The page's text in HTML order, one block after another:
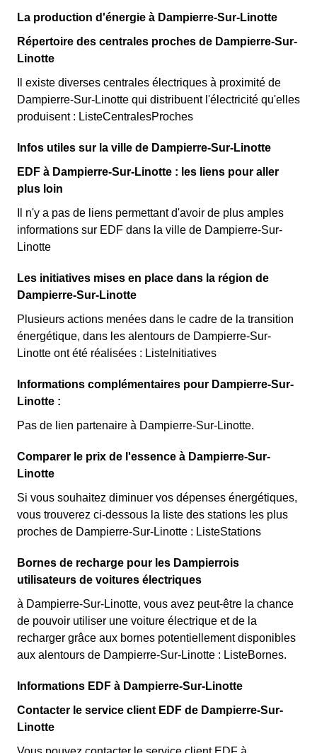
La production d'énergie à Dampierre-Sur-Linotte
Répertoire des centrales proches de Dampierre-Sur-
Linotte
Il existe diverses centrales électriques à proximité de
Dampierre-Sur-Linotte qui distribuent l'électricité qu'elles
produisent : ListeCentralesProches
Infos utiles sur la ville de Dampierre-Sur-Linotte
EDF à Dampierre-Sur-Linotte : les liens pour aller
plus loin
Il n'y a pas de liens permettant d'avoir de plus amples
informations sur EDF dans la ville de Dampierre-Sur-
Linotte
Les initiatives mises en place dans la région de
Dampierre-Sur-Linotte
Plusieurs actions menées dans le cadre de la transition
énergétique, dans les alentours de Dampierre-Sur-
Linotte ont été réalisées : ListeInitiatives
Informations complémentaires pour Dampierre-Sur-
Linotte :
Pas de lien partenaire à Dampierre-Sur-Linotte.
Comparer le prix de l'essence à Dampierre-Sur-
Linotte
Si vous souhaitez diminuer vos dépenses énergétiques,
vous trouverez ci-dessous la liste des stations les plus
proches de Dampierre-Sur-Linotte : ListeStations
Bornes de recharge pour les Dampierrois
utilisateurs de voitures électriques
à Dampierre-Sur-Linotte, vous avez peut-être la chance
de pouvoir utiliser une voiture électrique et de la
recharger grâce aux bornes potentiellement disponibles
aux alentours de Dampierre-Sur-Linotte : ListeBornes.
Informations EDF à Dampierre-Sur-Linotte
Contacter le service client EDF de Dampierre-Sur-
Linotte